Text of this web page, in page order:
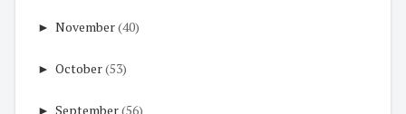
► November(40)
► October(53)
► September(56)